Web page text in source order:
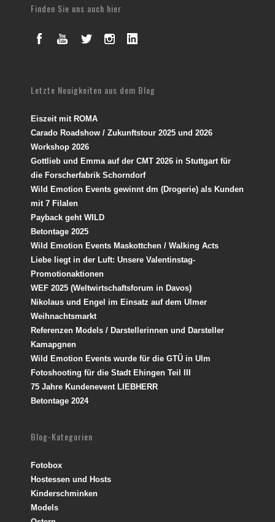
Finden Sie uns auch hier
Letzte Neuigkeiten aus dem Blog
Eiszeit mit ROMA
Carado Roadshow / Zukunftstour 2025 und 2026
Workshop 2026
Gottlieb und Emma auf der CMT 2026 in Stuttgart für
die Forscherfabrik Schorndorf
Wild Emotion Events gewinnt dm (Drogerie) als Kunden
mit 7 Filalen
Payback geht WILD
Betontage 2025
Wild Emotion Events Maskottchen / Walking Acts
Liebe liegt in der Luft: Unsere Valentinstag-
Promotionaktionen
WEF 2025 (Weltwirtschaftsforum in Davos)
Nikolaus und Engel im Einsatz auf dem Ulmer
Weihnachtsmarkt
Referenzen Models / Darstellerinnen und Darsteller
Kamapgnen
Wild Emotion Events wurde für die GTÜ in Ulm
Fotoshooting für die Stadt Ehingen Teil III
75 Jahre Kundenevent LIEBHERR
Betontage 2024
Blog-Kategorien
Fotobox
Hostessen und Hosts
Kinderschminken
Models